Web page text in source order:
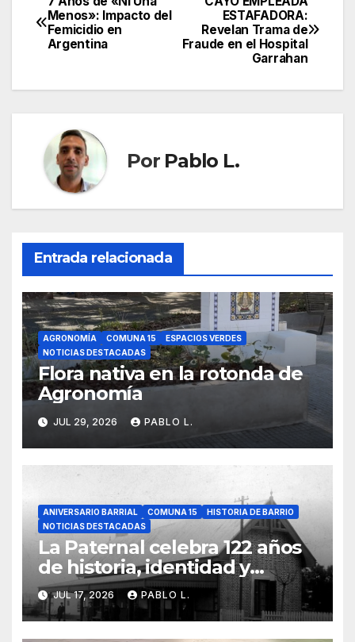
Navegación
de
ESTAFADORA:
Revelan Trama de
Fraude en el Hospital
Garrahan
Menos»: Impacto del
Femicidio en
Argentina
Por Pablo L.
Entrada relacionada
AGRONOMÍA COMUNA 15
ESPACIOS VERDES
NOTICIAS DESTACADAS
Flora nativa en la rotonda de
Agronomía
JUL 29, 2026 PABLO L.
ANIVERSARIO BARRIAL COMUNA 15
HISTORIA DE BARRIO
NOTICIAS DESTACADAS
La Paternal celebra 122 años
de historia, identidad y
memoria barrial
JUL 17, 2026 PABLO L.